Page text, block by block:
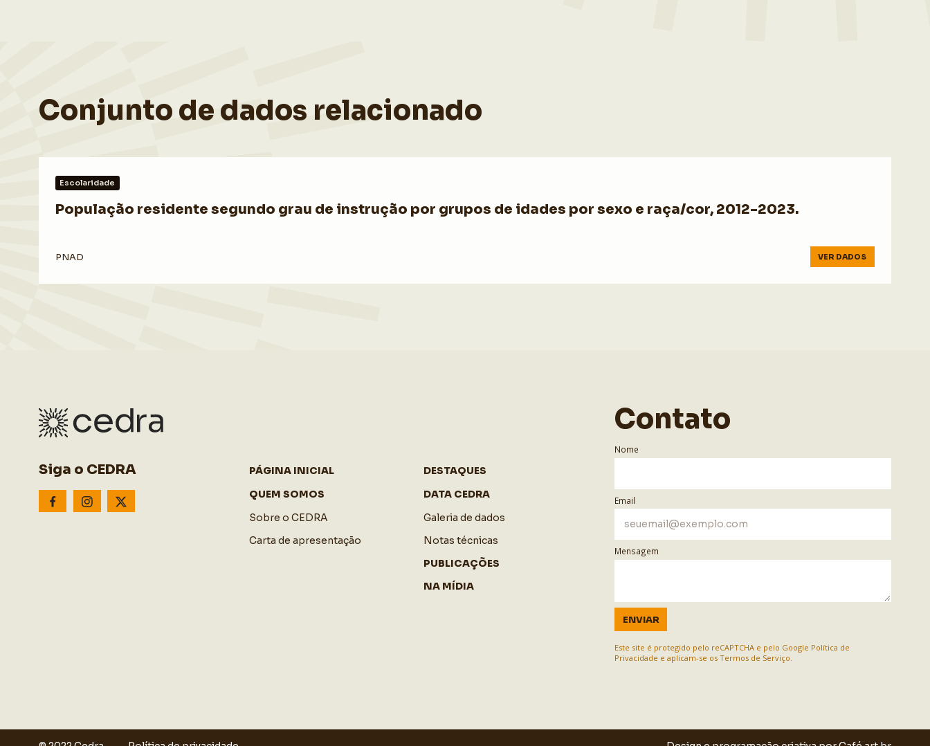
Conjunto de dados relacionado
Escolaridade
População residente segundo grau de instrução por grupos de idades por sexo e raça/cor, 2012-2023.
PNAD VER DADOS
Siga o CEDRA
PÁGINA INICIAL
QUEM SOMOS
Sobre o CEDRA
Carta de apresentação
DESTAQUES
DATA CEDRA
Galeria de dados
Notas técnicas
PUBLICAÇÕES
NA MÍDIA
Contato
Nome
Email
Mensagem
ENVIAR
Este site é protegido pelo reCAPTCHA e pelo Google Política de
Privacidade e aplicam-se os Termos de Serviço.